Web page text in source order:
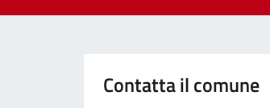
Contatta il comune